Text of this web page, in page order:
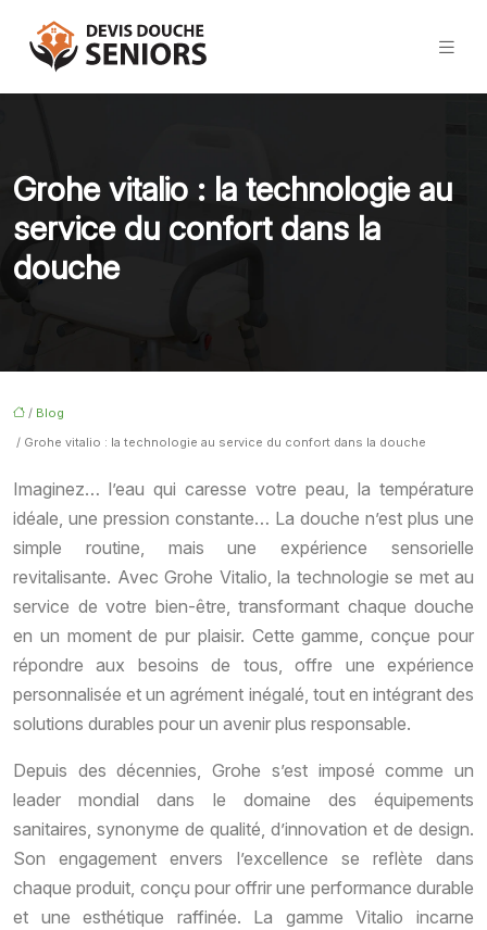
Grohe vitalio : la technologie au
service du confort dans la
douche
/ Blog
/ Grohe vitalio : la technologie au service du confort dans la douche
Imaginez… l’eau qui caresse votre peau, la température
idéale, une pression constante… La douche n’est plus une
simple routine, mais une expérience sensorielle
revitalisante. Avec Grohe Vitalio, la technologie se met au
service de votre bien-être, transformant chaque douche
en un moment de pur plaisir. Cette gamme, conçue pour
répondre aux besoins de tous, offre une expérience
personnalisée et un agrément inégalé, tout en intégrant des
solutions durables pour un avenir plus responsable.
Depuis des décennies, Grohe s’est imposé comme un
leader mondial dans le domaine des équipements
sanitaires, synonyme de qualité, d’innovation et de design.
Son engagement envers l’excellence se reflète dans
chaque produit, conçu pour offrir une performance durable
et une esthétique raffinée. La gamme Vitalio incarne